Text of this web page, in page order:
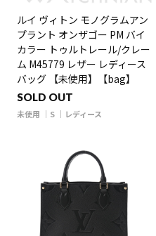
ルイ ヴィトン モノグラムアン
プラント オンザゴー PM バイ
カラー トゥルトレール/クレー
ム M45779 レザー レディース
バッグ 【未使用】【bag】
SOLD OUT
未使用 S レディース